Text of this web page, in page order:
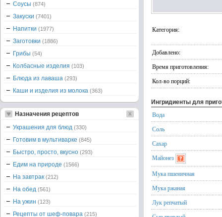
Категория:
Добавлено:
Время приготовления:
Кол-во порций:
Ингридиенты для
Вода
Соль
Сахар
Майонез
Мука пшеничная
Мука ржаная
Лук репчатый
Соусы (874)
Закуски (7401)
Напитки (1977)
Заготовки (1886)
Грибы (54)
Колбасные изделия (103)
Блюда из лаваша (293)
Каши и изделия из молока (363)
Назначения рецептов
Украшения для блюд (330)
Готовим в мультиварке (845)
Быстро, просто, вкусно (293)
Едим на природе (1566)
На завтрак (212)
На обед (561)
На ужин (123)
Рецепты от шеф-повара (215)